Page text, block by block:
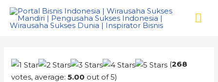
(268
votes, average:5.00 out of 5)